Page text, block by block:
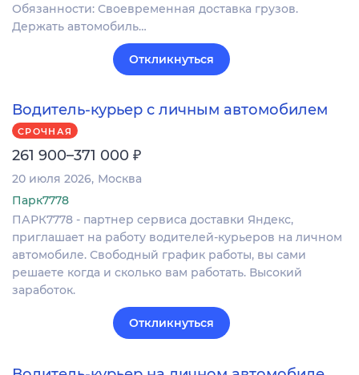
Обязанности: Своевременная доставка грузов.
Держать автомобиль…
Откликнуться
Водитель-курьер с личным автомобилем
СРОЧНАЯ
261 900–371 000 ₽
20 июля 2026 Москва
Парк7778
ПАРК7778 - партнер сервиса доставки Яндекс,
приглашает на работу водителей-курьеров на личном
автомобиле. Свободный график работы, вы сами
решаете когда и сколько вам работать. Высокий
заработок.
Откликнуться